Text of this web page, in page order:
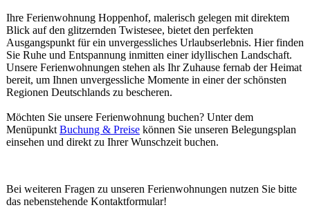
Ihre Ferienwohnung Hoppenhof, malerisch gelegen mit direktem
Blick auf den glitzernden Twistesee, bietet den perfekten
Ausgangspunkt für ein unvergessliches Urlaubserlebnis. Hier finden
Sie Ruhe und Entspannung inmitten einer idyllischen Landschaft.
Unsere Ferienwohnungen stehen als Ihr Zuhause fernab der Heimat
bereit, um Ihnen unvergessliche Momente in einer der schönsten
Regionen Deutschlands zu bescheren.
Möchten Sie unsere Ferienwohnung buchen? Unter dem
Menüpunkt Buchung & Preisekönnen Sie unseren Belegungsplan
einsehen und direkt zu Ihrer Wunschzeit buchen.
Bei weiteren Fragen zu unseren Ferienwohnungen nutzen Sie bitte
das nebenstehende Kontaktformular!